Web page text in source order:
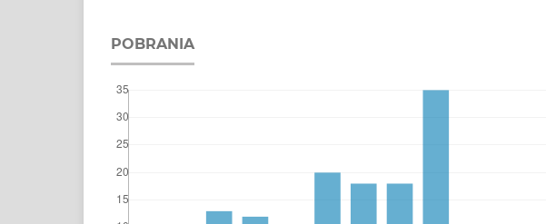
POBRANIA